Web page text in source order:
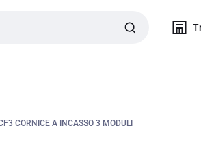
CORNICE A INCASSO 3 MODULI